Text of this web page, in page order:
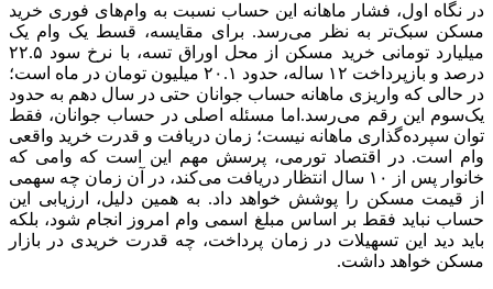
در نگاه اول، فشار ماهانه این حساب نسبت به وام‌های فوری خرید
مسکن سبک‌تر به نظر می‌رسد. برای مقایسه، قسط یک وام یک
میلیارد تومانی خرید مسکن از محل اوراق تسه، با نرخ سود ۲۲.۵
درصد و بازپرداخت ۱۲ ساله، حدود ۲۰.۱ میلیون تومان در ماه است؛
در حالی که واریزی ماهانه حساب جوانان حتی در سال دهم به حدود
یک‌سوم این رقم می‌رسد.اما مسئله اصلی در حساب جوانان، فقط
توان سپرده‌گذاری ماهانه نیست؛ زمان دریافت و قدرت خرید واقعی
وام است. در اقتصاد تورمی، پرسش مهم این است که وامی که
خانوار پس از ۱۰ سال انتظار دریافت می‌کند، در آن زمان چه سهمی
از قیمت مسکن را پوشش خواهد داد. به همین دلیل، ارزیابی این
حساب نباید فقط بر اساس مبلغ اسمی وام امروز انجام شود، بلکه
باید دید این تسهیلات در زمان پرداخت، چه قدرت خریدی در بازار
مسکن خواهد داشت.